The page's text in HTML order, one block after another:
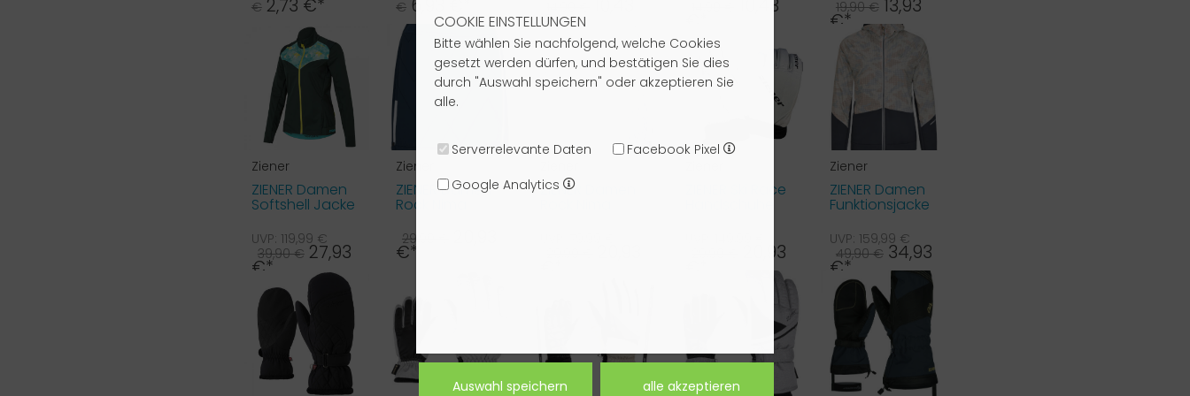
COOKIE EINSTELLUNGEN
Bitte wählen Sie nachfolgend, welche Cookies
gesetzt werden dürfen, und bestätigen Sie dies
durch "Auswahl speichern" oder akzeptieren Sie
alle.
Serverrelevante Daten
Facebook Pixel
Google Analytics
€2,73 €*
€ 6,93 €*
€*
10,43
19,90 €13,93
€*
Ziener
ZIENER Damen
Softshell Jacke
UVP: 119,99 €
39,90 €27,93
€*
Ziener
ZIENER Damen
Rock Nima
navy 108
29,90 €
€*
ZIENER Damen ZIENER Ski Race
20,93
Ziener
ZIENER Damen
Funktionsjacke
WINDSHIELD...
UVP: 159,99 €
49,90 €34,93
€*